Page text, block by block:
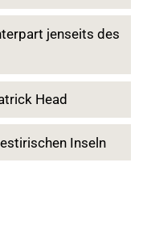
jenseits des
Head
Inseln